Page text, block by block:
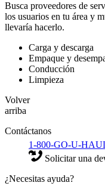
Busca proveedores de
los usuarios en tu área y
llevaría hacerlo.
Carga y descarga
Empaque y
Conducción
Limpieza
Volver
arriba
Contáctanos
1-800-GO-U-
Solicitar una
¿Necesitas ayuda?